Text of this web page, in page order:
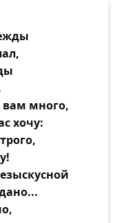
вам много,
хочу: